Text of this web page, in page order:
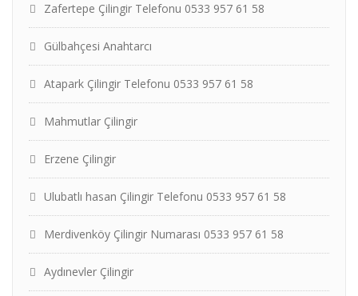
Zafertepe Çilingir Telefonu 0533 957 61 58
Gülbahçesi Anahtarcı
Atapark Çilingir Telefonu 0533 957 61 58
Mahmutlar Çilingir
Erzene Çilingir
Ulubatlı hasan Çilingir Telefonu 0533 957 61 58
Merdivenköy Çilingir Numarası 0533 957 61 58
Aydınevler Çilingir